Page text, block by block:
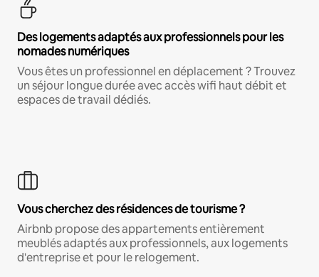
Des logements adaptés aux professionnels pour les
nomades numériques
Vous êtes un professionnel en déplacement ? Trouvez
un séjour longue durée avec accès wifi haut débit et
espaces de travail dédiés.
Vous cherchez des résidences de tourisme ?
Airbnb propose des appartements entièrement
meublés adaptés aux professionnels, aux logements
d'entreprise et pour le relogement.